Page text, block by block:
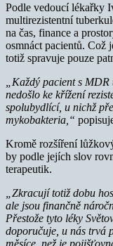
Podle vedoucí lékařky
multirezistentní
na čas, finance a
osmnáct pacientů. Což
totiž spravuje pouze
„Každý pacient s
nedošlo ke křížení
spolubydlící, u nichž
mykobakteria,“
Kromě rozšíření
by podle jejích slov
terapeutik.
„Zkracují totiž dobu
ale jsou finančně
Přestože tyto léky
doporučuje, u nás trvá
měsíce, než je